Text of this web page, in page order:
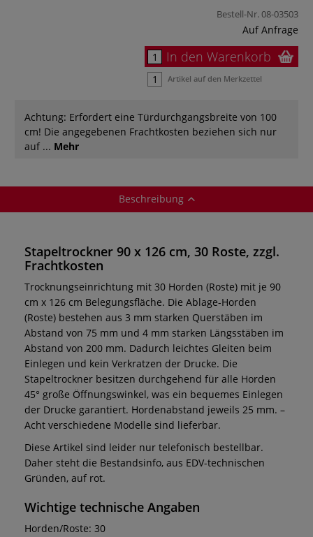
Bestell-Nr.08-03503
Auf Anfrage
In den Warenkorb
Artikel auf den Merkzettel
Achtung: Erfordert eine Türdurchgangsbreite von 100
cm! Die angegebenen Frachtkosten beziehen sich nur
auf ... Mehr
Beschreibung
Stapeltrockner 90 x 126 cm, 30 Roste, zzgl.
Frachtkosten
Trocknungseinrichtung mit 30 Horden (Roste) mit je 90
cm x 126 cm Belegungsfläche. Die Ablage-Horden
(Roste) bestehen aus 3 mm starken Querstäben im
Abstand von 75 mm und 4 mm starken Längsstäben im
Abstand von 200 mm. Dadurch leichtes Gleiten beim
Einlegen und kein Verkratzen der Drucke. Die
Stapeltrockner besitzen durchgehend für alle Horden
45° große Öffnungswinkel, was ein bequemes Einlegen
der Drucke garantiert. Hordenabstand jeweils 25 mm. –
Acht verschiedene Modelle sind lieferbar.
Diese Artikel sind leider nur telefonisch bestellbar.
Daher steht die Bestandsinfo, aus EDV-technischen
Gründen, auf rot.
Wichtige technische Angaben
Horden/Roste: 30